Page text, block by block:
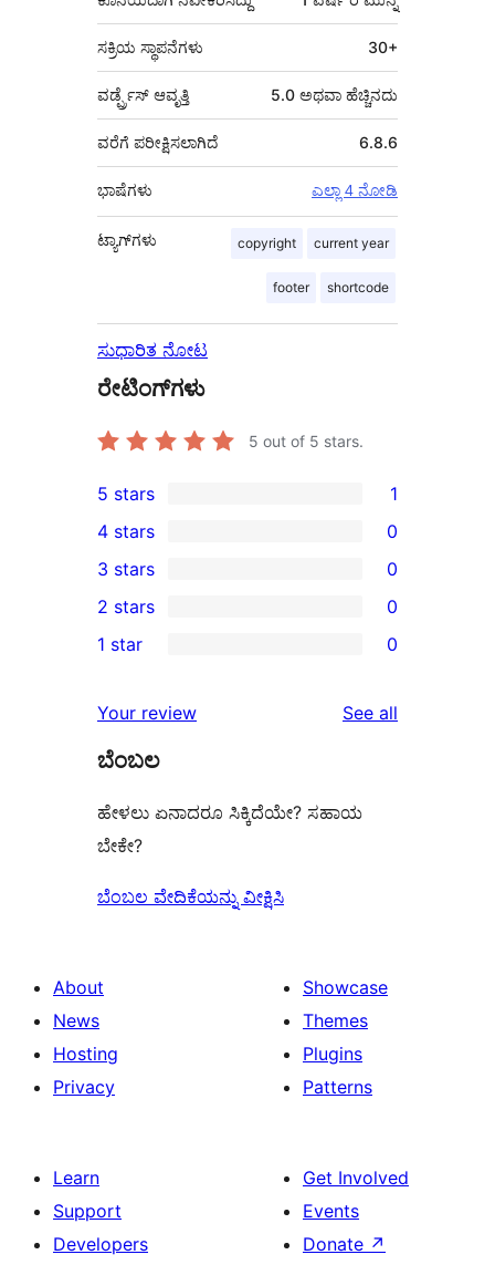
ಸಕ್ರಿಯ ಸ್ಥಾಪನೆಗಳು 30+
ವರ್ಡ್ಪ್ರೆಸ್ ಆವೃತ್ತಿ 5.0 ಅಥವಾ ಹೆಚ್ಚಿನದು
6.8.6
ವರೆಗೆ ಪರೀಕ್ಷಿಸಲಾಗಿದೆ
ಭಾಷೆಗಳು ಎಲ್ಲಾ 4 ನೋಡಿ
ಟ್ಯಾಗ್‌ಗಳು copyright current year
footer shortcode
ಸುಧಾರಿತ ನೋಟ
ರೇಟಿಂಗ್‌ಗಳು
5 out of 5 stars.
1
5-
star
review
5 stars 1
4-
star
reviews
4 stars 0
0
3-
star
3 stars 0
2-
reviews
2 stars 0
star
reviews
1 star 0
Your review See all
ಬೆಂಬಲ
ಹೇಳಲು ಏನಾದರೂ ಸಿಕ್ಕಿದೆಯೇ? ಸಹಾಯ
ಬೇಕೇ?
ಬೆಂಬಲ ವೇದಿಕೆಯನ್ನು ವೀಕ್ಷಿಸಿ
About
News
Hosting
Privacy
Showcase
Themes
Plugins
Patterns
Learn
Support
Developers
Get Involved
Events
Donate ↗